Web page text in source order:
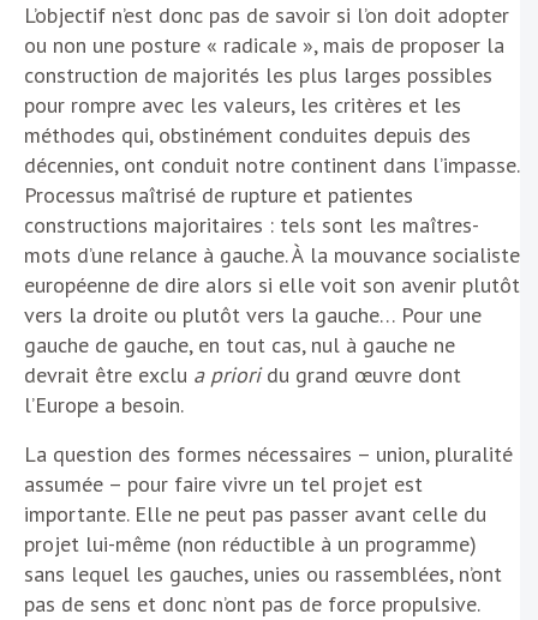
L’objectif n’est donc pas de savoir si l’on doit adopter
ou non une posture « radicale », mais de proposer la
construction de majorités les plus larges possibles
pour rompre avec les valeurs, les critères et les
méthodes qui, obstinément conduites depuis des
décennies, ont conduit notre continent dans l’impasse.
Processus maîtrisé de rupture et patientes
constructions majoritaires : tels sont les maîtres-
mots d’une relance à gauche. À la mouvance socialiste
européenne de dire alors si elle voit son avenir plutôt
vers la droite ou plutôt vers la gauche… Pour une
gauche de gauche, en tout cas, nul à gauche ne
devrait être exclu a prioridu grand œuvre dont
l’Europe a besoin.
La question des formes nécessaires – union, pluralité
assumée – pour faire vivre un tel projet est
importante. Elle ne peut pas passer avant celle du
projet lui-même (non réductible à un programme)
sans lequel les gauches, unies ou rassemblées, n’ont
pas de sens et donc n’ont pas de force propulsive.